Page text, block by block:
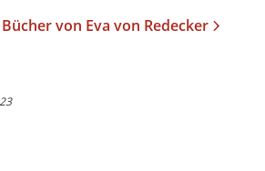
Bücher von Eva von Redecker